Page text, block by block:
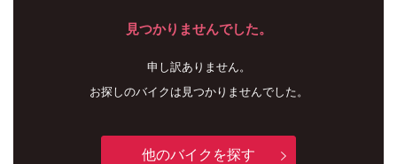
見つかりませんでした。
申し訳ありません。
お探しのバイクは見つかりませんでした。
他のバイクを探す